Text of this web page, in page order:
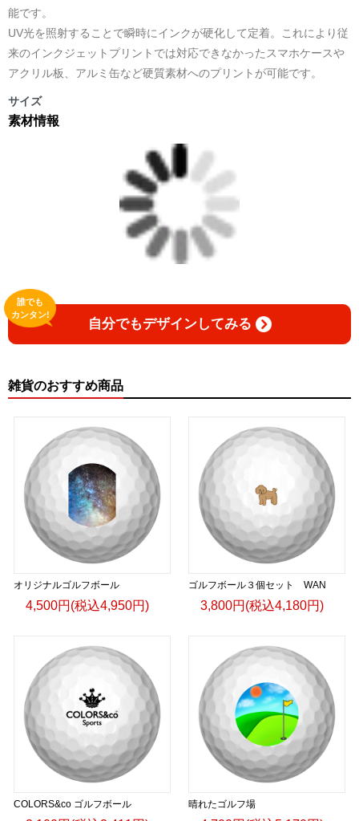
能です。
UV光を照射することで瞬時にインクが硬化して定着。これにより従
来のインクジェットプリントでは対応できなかったスマホケースや
アクリル板、アルミ缶など硬質素材へのプリントが可能です。
サイズ
素材情報
自分でもデザインしてみる
誰でも
カンタン!
雑貨のおすすめ商品
オリジナルゴルフボール
4,500円(税込4,950円)
ゴルフボール３個セット WAN
3,800円(税込4,180円)
COLORS&co ゴルフボール 晴れたゴルフ場